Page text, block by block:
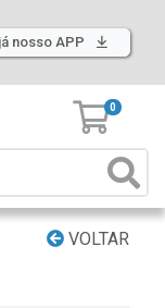
nosso APP
0
VOLTAR